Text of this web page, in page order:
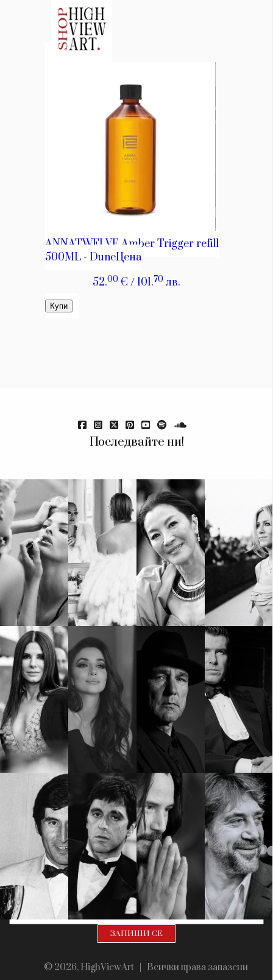
Последвайте ни!
КАТЕГОРИИ
Wine&Dine
Подкасти
Мода
Dialogue
Изкуство
Красота
Цветно
Гурме
Пътувай
Wellness
ЗА НАС
Условия за
За нас
Реклама
Политика за
поверителност
ModerenDom
СЛЕДВАЙТЕ НИ
Facebook Instagram Twitter
Pinterest
YouTube
Spotify Soundcloud
Ако нашият сайт ви харесва, можете да се абонирате за
седмичния ни нюзлетър тук:
© 2026, HighViewArt | Всички права запазени